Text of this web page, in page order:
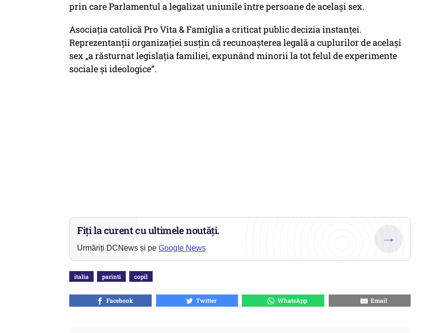
prin care Parlamentul a legalizat uniunile între persoane de același sex.
Asociația catolică Pro Vita & Famiglia a criticat public decizia instanței.
Reprezentanții organizației susțin că recunoașterea legală a cuplurilor de același
sex „a răsturnat legislaţia familiei, expunând minorii la tot felul de experimente
sociale şi ideologice”.
Fiți la curent cu ultimele noutăți.
Urmăriți DCNews și pe Google News
→
italia parinti copil
Facebook Twitter WhatsApp Email